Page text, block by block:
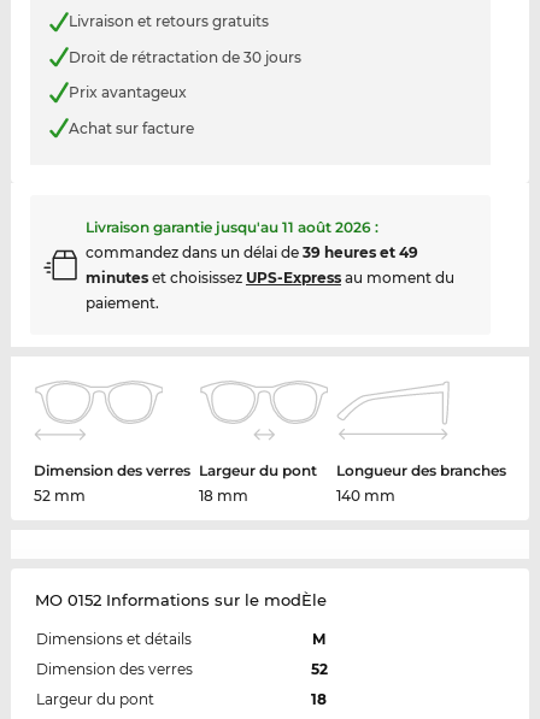
Livraison et retours gratuits
Droit de rétractation de 30 jours
Prix avantageux
Achat sur facture
Livraison garantie jusqu'au 11 août 2026:
commandez dans un délai de 39 heures et 49
minuteset choisissez UPS-Expressau moment du
paiement.
Dimension des verres
52 mm
Largeur du pont
18 mm
Longueur des branches
140 mm
MO 0152 Informations sur le modÈle
Dimensions et détails
M
Dimension des verres
52
Largeur du pont
18